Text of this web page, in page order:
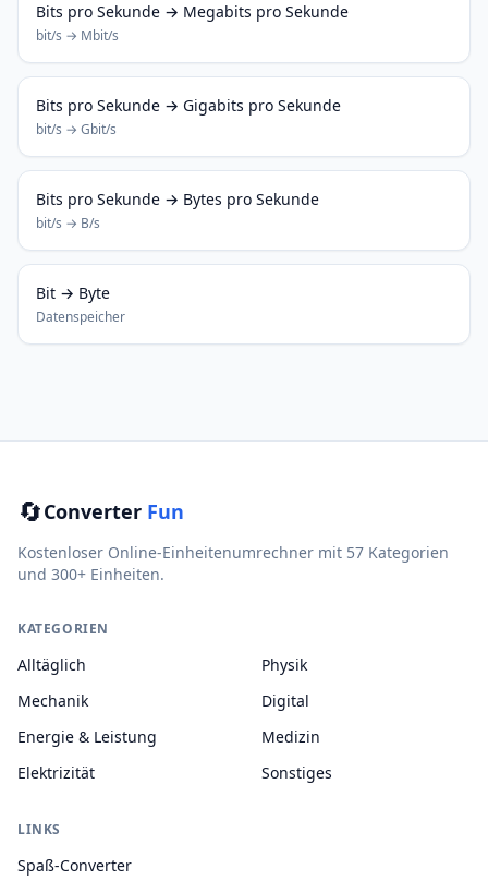
Bits pro Sekunde → Megabits pro Sekunde
bit/s → Mbit/s
Bits pro Sekunde → Gigabits pro Sekunde
bit/s → Gbit/s
Bits pro Sekunde → Bytes pro Sekunde
bit/s → B/s
Bit → Byte
Datenspeicher
🔄Converter Fun
Kostenloser Online-Einheitenumrechner mit 57 Kategorien
und 300+ Einheiten.
KATEGORIEN
Alltäglich
Mechanik
Energie & Leistung
Elektrizität
Physik
Digital
Medizin
Sonstiges
LINKS
Spaß-Converter